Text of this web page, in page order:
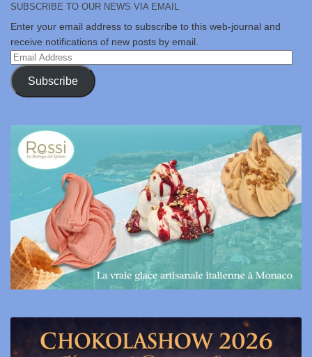
SUBSCRIBE TO OUR NEWS VIA EMAIL
Enter your email address to subscribe to this web-journal and
receive notifications of new posts by email.
Email
Address
Subscribe